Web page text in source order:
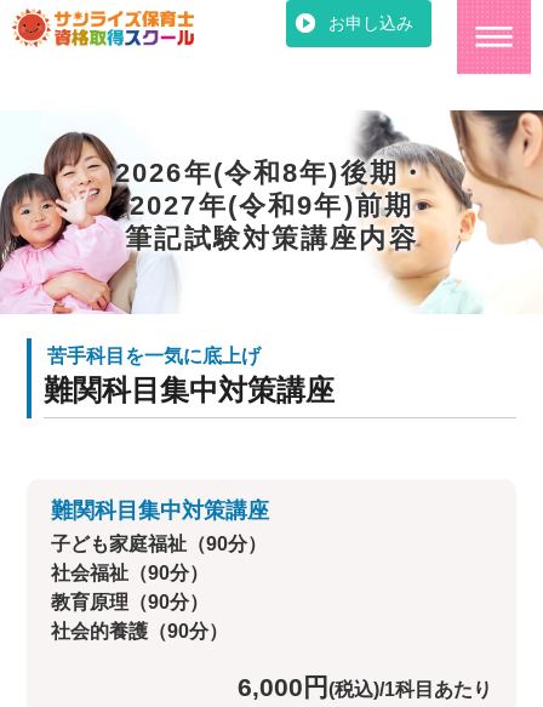
お申し込み
2026年(令和8年)後期・
2027年(令和9年)前期
筆記試験対策講座内容
苦手科目を一気に底上げ
難関科目集中対策講座
難関科目集中対策講座
子ども家庭福祉（90分）
社会福祉（90分）
教育原理（90分）
社会的養護（90分）
6,000円 (税込)/1科目あたり